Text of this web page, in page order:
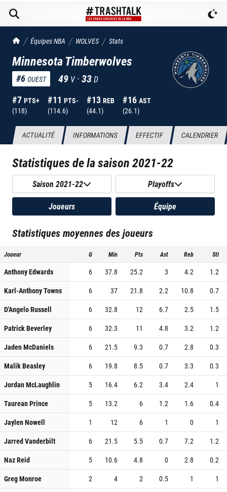
TrashTalk Actu NBA
Équipes NBA WOLVES Stats
Minnesota Timberwolves
#6 OUEST 49 V ·33D
#7 PTS+
(118)
#11 PTS-
(114.6)
#13 REB
(44.1)
#16 AST
(26.1)
ACTUALITÉ INFORMATIONS EFFECTIF CALENDRIER
Statistiques de la saison2021-22
Saison 2021-22 Playoffs
Joueurs Équipe
Statistiques moyennes des joueurs
Joueur G Min Pts Ast Reb Stl
Anthony Edwards 6 37.8 25.2 3 4.2
1.2
Karl-Anthony Towns
6 37 21.8 2.2 10.8
0.7
D'Angelo Russell
6 32.8 12 6.7 2.5
1.5
Patrick Beverley
6 32.3 11 4.8 3.2
1.2
Jaden McDaniels
6 21.5 9.3 0.7 2.8
0.3
Malik Beasley
6 19.8 8.5 0.7 3.3
0.3
Jordan McLaughlin
5 16.4 6.2 3.4 2.4
1
Taurean Prince
5 13.2 6 1.2 1.6
0.4
Jaylen Nowell
1 12 6 1 0
1
Jarred Vanderbilt
6 21.5 5.5 0.7 7.2
1.2
Naz Reid
5 10.6 4.8 0 2.8
0.2
Greg Monroe
2 4 2 0.5 1
1